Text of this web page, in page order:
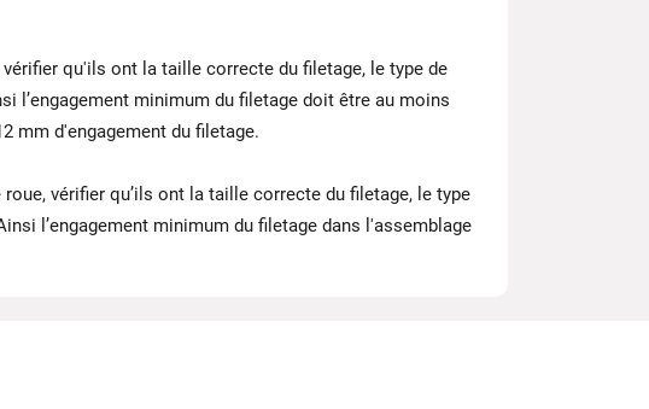
vérifier qu'ils ont la taille correcte du filetage, le type de
l’engagement minimum du filetage doit être au moins
mm d'engagement du filetage.
vérifier qu’ils ont la taille correcte du filetage, le type
l’engagement minimum du filetage dans l'assemblage